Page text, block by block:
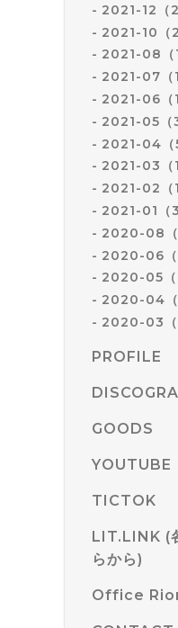
2021-12（2
2021-10（2
2021-08（1
2021-07（1
2021-06（1
2021-05（3
2021-04（5
2021-03（1
2021-02（1
2021-01（3
2020-08（
2020-06（
2020-05（1
2020-04（
2020-03（
PROFILE
GOODS
YOUTUBE
TICTOK
LIT.LINK (
らから)
Office